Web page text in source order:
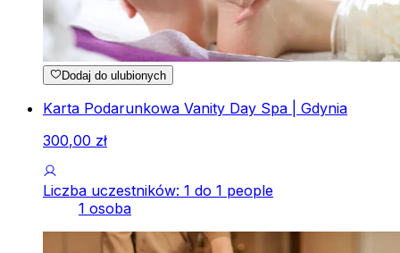
Dodaj do ulubionych
Karta Podarunkowa Vanity Day Spa | Gdynia
300,00 zł
Liczba uczestników: 1 do 1 people
1 osoba